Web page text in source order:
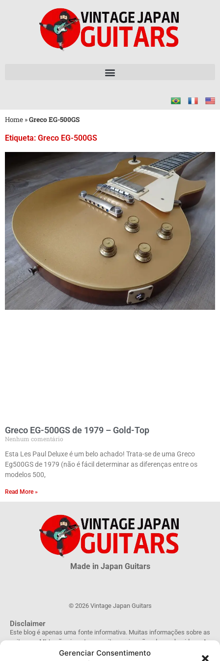
Gerenciar Consentimento
Home »Greco EG-500GS
Etiqueta: Greco EG-500GS
Greco EG-500GS de 1979 – Gold-Top
Nenhum comentário
Esta Les Paul Deluxe é um belo achado! Trata-se de uma Greco
Eg500GS de 1979 (não é fácil determinar as diferenças entre os
modelos 500,
Read More »
Made in Japan Guitars
© 2026 Vintage Japan Guitars
Este blog é apenas uma fonte informativa. Muitas informações sobre as
guitarras MIJ são incertas, muito mais são desconhecidas. As
informações obtidas através deste site NÃO possuem qualquer validade
Disclaimer